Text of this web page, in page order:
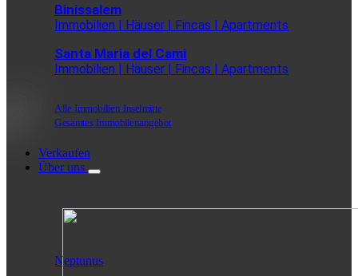
Binissalem
Immobilien | Häuser | Fincas | Apartments
Santa Maria del Cami
Immobilien | Häuser | Fincas | Apartments
Alle Immobilien Inselmitte
Gesamtes Immobilenangebot
Verkaufen
Über uns
Neptunus